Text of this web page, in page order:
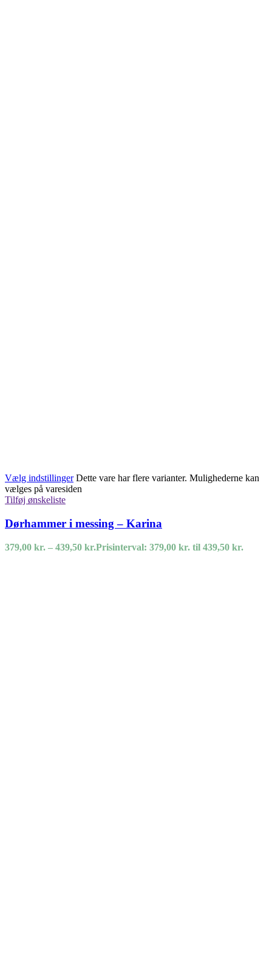
Vælg indstillinger Dette vare har flere varianter. Mulighederne kan
vælges på varesiden
Tilføj ønskeliste
Dørhammer i messing – Karina
379,00 kr. – 439,50 kr.Prisinterval: 379,00 kr. til 439,50 kr.